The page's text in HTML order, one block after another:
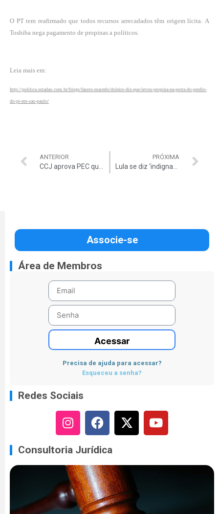
O PT tem reafirmado que todos recursos arrecadados têm origem lícita. A
Toshiba nega pagamento de propinas a políticos.
Leia mais em:
http://politica.estadao.com.br/blogs/fausto-macedo/doleiro-diz-que-levou-propina-na-porta-do-predio-
do-pt-em-sao-paulo/
ANTERIOR PRÓXIMA
Associe-se
Área de Membros
Acessar
Precisa de ajuda para acessar?
Esqueceu a senha?
Redes Sociais
Consultoria Jurídica